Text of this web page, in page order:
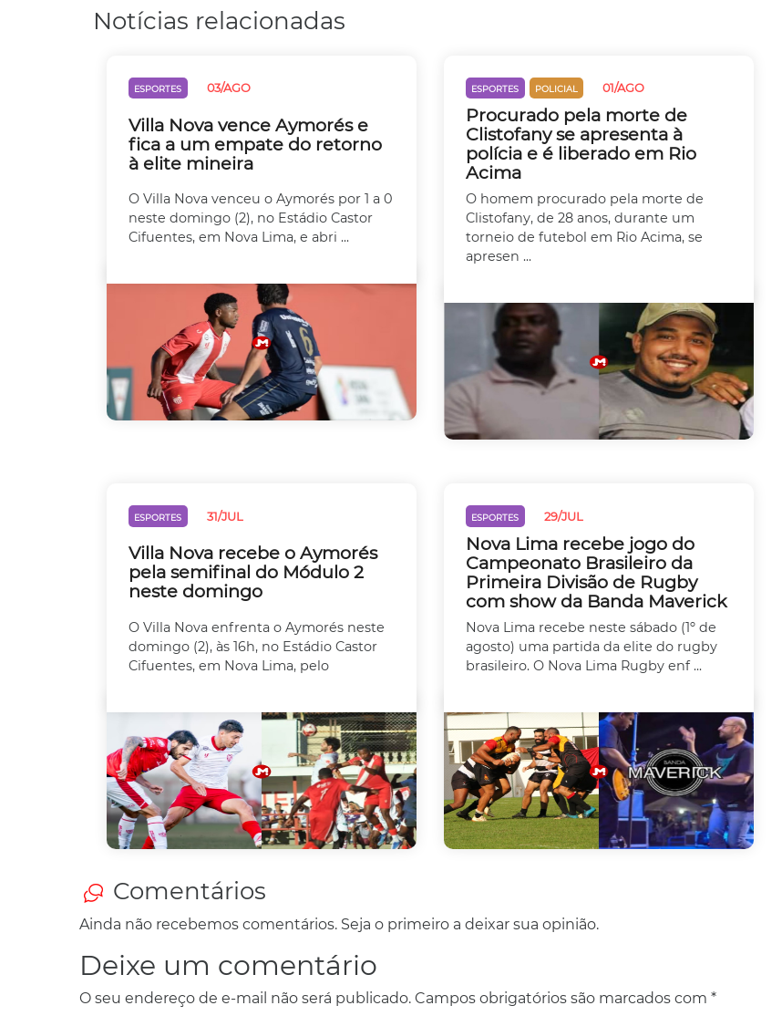
Notícias relacionadas
ESPORTES 03/AGO
Villa Nova vence Aymorés e
fica a um empate do retorno
à elite mineira
O Villa Nova venceu o Aymorés por 1 a 0
neste domingo (2), no Estádio Castor
Cifuentes, em Nova Lima, e abri ...
ESPORTES POLICIAL 01/AGO
Procurado pela morte de
Clistofany se apresenta à
polícia e é liberado em Rio
Acima
O homem procurado pela morte de
Clistofany, de 28 anos, durante um
torneio de futebol em Rio Acima, se
apresen ...
ESPORTES 31/JUL
Villa Nova recebe o Aymorés
pela semifinal do Módulo 2
neste domingo
O Villa Nova enfrenta o Aymorés neste
domingo (2), às 16h, no Estádio Castor
Cifuentes, em Nova Lima, pelo
ESPORTES 29/JUL
Nova Lima recebe jogo do
Campeonato Brasileiro da
Primeira Divisão de Rugby
com show da Banda Maverick
Nova Lima recebe neste sábado (1º de
agosto) uma partida da elite do rugby
brasileiro. O Nova Lima Rugby enf ...
Comentários
Ainda não recebemos comentários. Seja o primeiro a deixar sua opinião.
Deixe um comentário
O seu endereço de e-mail não será publicado. Campos obrigatórios são marcados com *